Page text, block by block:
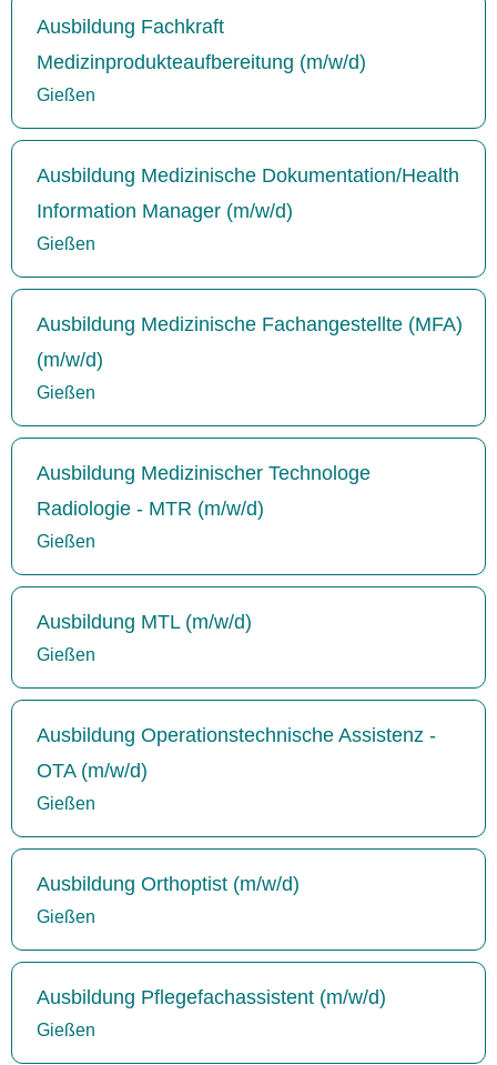
Ausbildung Fachkraft
Medizinprodukteaufbereitung (m/w/d)
Gießen
Ausbildung Medizinische Dokumentation/Health
Information Manager (m/w/d)
Gießen
Ausbildung Medizinische Fachangestellte (MFA)
(m/w/d)
Gießen
Ausbildung Medizinischer Technologe
Radiologie - MTR (m/w/d)
Gießen
Ausbildung MTL (m/w/d)
Gießen
Ausbildung Operationstechnische Assistenz -
OTA (m/w/d)
Gießen
Ausbildung Orthoptist (m/w/d)
Gießen
Ausbildung Pflegefachassistent (m/w/d)
Gießen